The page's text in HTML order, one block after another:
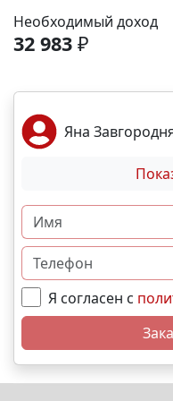
Море и пляж – 40
Крымский мост – 2:30
покупки: •
Материнский
Свяжитесь с нами
лучший вариант
Необходимый доход
32 983 ₽
Яна
Я согласен с